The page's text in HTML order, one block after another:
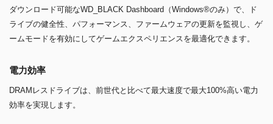
ダウンロード可能なWD_BLACK Dashboard（Windows®のみ）で、ド
ライブの健全性、パフォーマンス、ファームウェアの更新を監視し、ゲ
ームモードを有効にしてゲームエクスペリエンスを最適化できます。
電力効率
DRAMレスドライブは、前世代と比べて最大速度で最大100%高い電力
効率を実現します。